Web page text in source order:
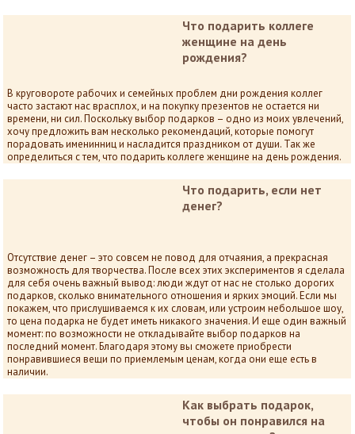
Что подарить коллеге
женщине на день
рождения?
В круговороте рабочих и семейных проблем дни рождения коллег
часто застают нас врасплох, и на покупку презентов не остается ни
времени, ни сил. Поскольку выбор подарков – одно из моих увлечений,
хочу предложить вам несколько рекомендаций, которые помогут
порадовать именинниц и насладится праздником от души. Так же
определиться с тем, что подарить коллеге женщине на день рождения.
Что подарить, если нет
денег?
Отсутствие денег – это совсем не повод для отчаяния, а прекрасная
возможность для творчества. После всех этих экспериментов я сделала
для себя очень важный вывод: люди ждут от нас не столько дорогих
подарков, сколько внимательного отношения и ярких эмоций. Если мы
покажем, что прислушиваемся к их словам, или устроим небольшое шоу,
то цена подарка не будет иметь никакого значения. И еще один важный
момент: по возможности не откладывайте выбор подарков на
последний момент. Благодаря этому вы сможете приобрести
понравившиеся вещи по приемлемым ценам, когда они еще есть в
наличии.
Как выбрать подарок,
чтобы он понравился на